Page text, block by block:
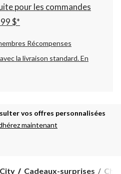
pour les commandes
$*
Récompenses
la livraison standard.En
vos offres personnalisées
maintenant
Cadeaux-surprises